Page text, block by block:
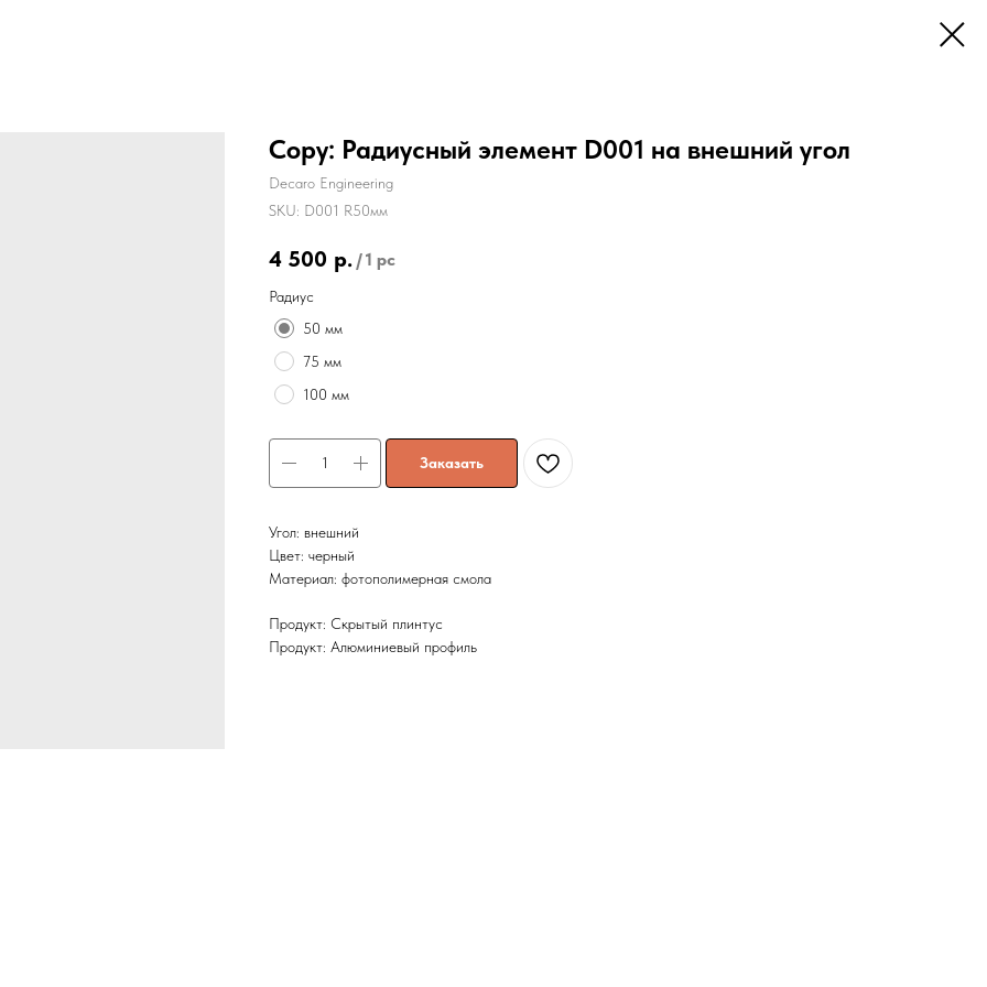
Copy: Радиусный элемент D001 на внешний угол
Decaro Engineering
SKU: D001 R50мм
4 500 р. /1 pc
Радиус
50 мм
75 мм
100 мм
Заказать
Угол: внешний
Цвет: черный
Материал: фотополимерная смола
Продукт: Скрытый плинтус
Продукт: Алюминиевый профиль